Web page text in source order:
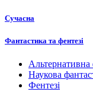
Сучасна
Фантастика та фентезі
Альтернативна
Наукова
Фентезі